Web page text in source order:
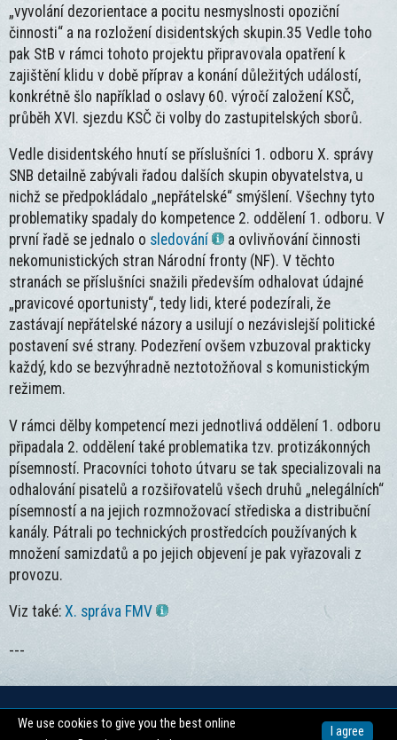
„vyvolání dezorientace a pocitu nesmyslnosti opoziční
činnosti“ a na rozložení disidentských skupin.35 Vedle toho
pak StB v rámci tohoto projektu připravovala opatření k
zajištění klidu v době příprav a konání důležitých událostí,
konkrétně šlo například o oslavy 60. výročí založení KSČ,
průběh XVI. sjezdu KSČ či volby do zastupitelských sborů.
Vedle disidentského hnutí se příslušníci 1. odboru X. správy
SNB detailně zabývali řadou dalších skupin obyvatelstva, u
nichž se předpokládalo „nepřátelské“ smýšlení. Všechny tyto
problematiky spadaly do kompetence 2. oddělení 1. odboru. V
první řadě se jednalo o sledování
a ovlivňování činnosti
nekomunistických stran Národní fronty (NF). V těchto
stranách se příslušníci snažili především odhalovat údajné
„pravicové oportunisty“, tedy lidi, které podezírali, že
zastávají nepřátelské názory a usilují o nezávislejší politické
postavení své strany. Podezření ovšem vzbuzoval prakticky
každý, kdo se bezvýhradně neztotožňoval s komunistickým
režimem.
V rámci dělby kompetencí mezi jednotlivá oddělení 1. odboru
připadala 2. oddělení také problematika tzv. protizákonných
písemností. Pracovníci tohoto útvaru se tak specializovali na
odhalování pisatelů a rozšiřovatelů všech druhů „nelegálních“
písemností a na jejich rozmnožovací střediska a distribuční
kanály. Pátrali po technických prostředcích používaných k
množení samizdatů a po jejich objevení je pak vyřazovali z
provozu.
Viz také: X. správa FMV
---
Copyright © 2026 -Centrum pro dokumentaci totalitních režimů
We use cookies to give you the best online
I agree